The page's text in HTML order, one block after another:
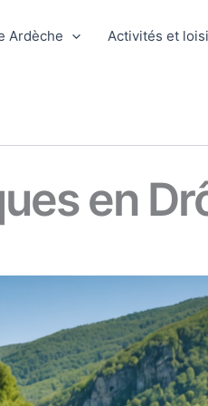
Ardèche Activités et
en